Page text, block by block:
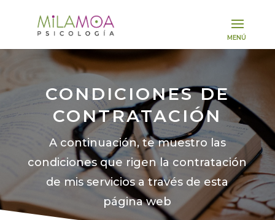
CONDICIONES DE
CONTRATACIÓN
A continuación, te muestro las
condiciones que rigen la contratación
de mis servicios a través de esta
página web